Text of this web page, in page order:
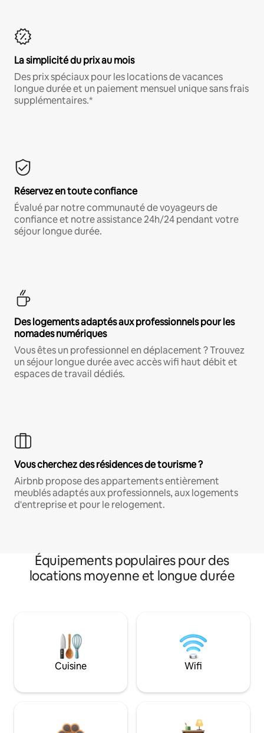
La simplicité du prix au mois
Des prix spéciaux pour les locations de vacances
longue durée et un paiement mensuel unique sans frais
supplémentaires.*
Réservez en toute confiance
Évalué par notre communauté de voyageurs de
confiance et notre assistance 24h/24 pendant votre
séjour longue durée.
Des logements adaptés aux professionnels pour les
nomades numériques
Vous êtes un professionnel en déplacement ? Trouvez
un séjour longue durée avec accès wifi haut débit et
espaces de travail dédiés.
Vous cherchez des résidences de tourisme ?
Airbnb propose des appartements entièrement
meublés adaptés aux professionnels, aux logements
d'entreprise et pour le relogement.
Équipements populaires pour des
locations moyenne et longue durée
Cuisine Wifi